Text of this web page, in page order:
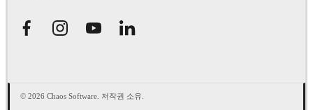
© 2026 Chaos Software. 저작권 소유.